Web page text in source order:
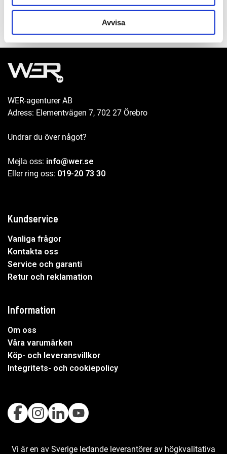
Avvisa
WER-agenturer AB
Adress: Elementvägen 7, 702 27 Örebro
Undrar du över något?
Mejla oss: info@wer.se
Eller ring oss: 019-20 73 30
Kundservice
Vanliga frågor
Kontakta oss
Service och garanti
Retur och reklamation
Information
Om oss
Våra varumärken
Köp- och leveransvillkor
Integritets- och cookiepolicy
Vi är en av Sverige ledande leverantörer av högkvalitativa